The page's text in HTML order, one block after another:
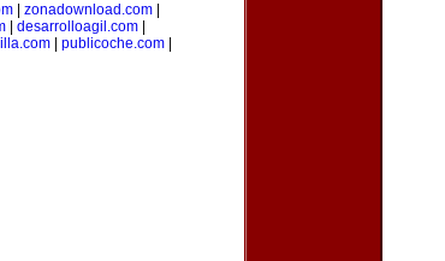
zonadownload.com
desarrolloagil.com
| publicoche.com|